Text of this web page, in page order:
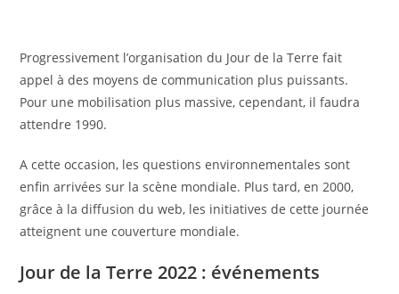
Progressivement l’organisation du Jour de la Terre fait
appel à des moyens de communication plus puissants.
Pour une mobilisation plus massive, cependant, il faudra
attendre 1990.
A cette occasion, les questions environnementales sont
enfin arrivées sur la scène mondiale. Plus tard, en 2000,
grâce à la diffusion du web, les initiatives de cette journée
atteignent une couverture mondiale.
Jour de la Terre 2022 : événements